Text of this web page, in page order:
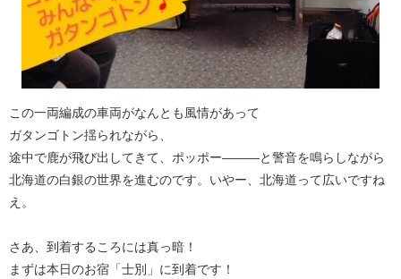
この一両編成の車両がなんとも風情があって
ガタンゴトン揺られながら、
途中で鹿が飛び出してきて、ポッポー———と警音を鳴らしながら
北海道の白銀の世界を進むのです。いやー、北海道って広いですね
え。
さあ、到着するころには真っ暗！
まずは本日のお宿「士別」に到着です！